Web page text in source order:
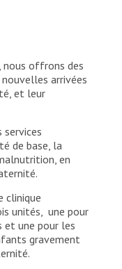
nous offrons des
arrivées
et leur
services
de base, la
en
clinique
unités, une pour
et une pour les
gravement